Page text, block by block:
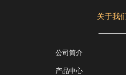
关于我
公司简介
产品中心